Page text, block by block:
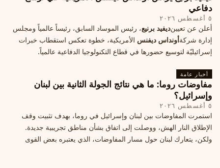
دفاعي
٥ أغسطس ٢٠٢٦
أعلن عن تعيينديفيد برنيع، رئيس الموساد السابق، رئيساً عالمياً ومجلس
إدارة شركةأونداس ديفنس الأمريكية، خطوة تعكس استقطاب خبرات
إسرائيليّة لتوسيع حضورها في قطاع التكنولوجيا الدفاعية عالمياً.
أخبار عامة
مفاوضات روما: ما هي نتائج الجولة الثانية بين لبنان
وإسرائيل؟
٥ أغسطس ٢٠٢٦
استمرت المفاوضات بين لبنان وإسرائيل في روما، بهدف تثبيت وقف
الإطلاق النار الهش، ووصلت إلى اتفاق بشأن مناطق تجريبية جديدة.
ولكن، يتعارك لبنان حول مسار المفاوضات، الذي يعتبره بعض القوى